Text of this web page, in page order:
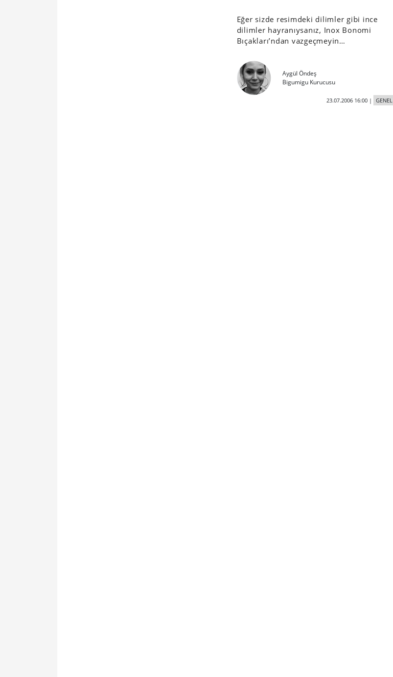
Eğer sizde resimdeki dilimler gibi ince
dilimler hayranıysanız, Inox Bonomi
Bıçakları’ndan vazgeçmeyin…
Aygül Öndeş
Bigumigu Kurucusu
23.07.2006 16:00| GENEL